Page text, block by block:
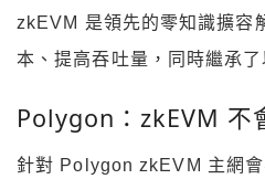
zkEVM 是領先的零知識擴容
本、提高吞吐量，同時繼承
Polygon：zkEVM 不
針對 Polygon zkEVM 主網會